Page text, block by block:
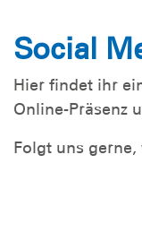
Social
Hier findet ihr
Online-Präsenz
Folgt uns